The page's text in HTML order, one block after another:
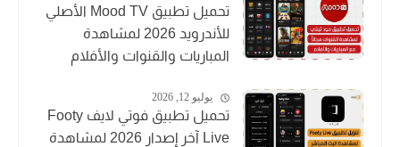
تحميل تطبيق Mood TV الأصلي
للأندرويد 2026 لمشاهدة
المباريات والقنوات والأفلام
يوليو 12, 2026
تحميل تطبيق فوتي لايف Footy
Live آخر إصدار 2026 لمشاهدة